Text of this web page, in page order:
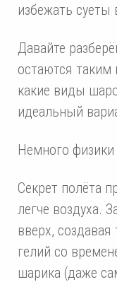
избежать суеты
Давайте
остаются
какие виды
идеальный
Немного
Секрет полёта
легче воздуха.
вверх,
гелий со
шарика (даже